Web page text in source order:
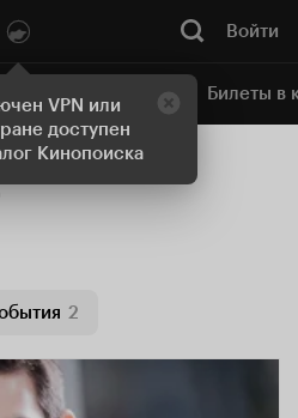
VPN или
доступен
Кинопоиска
Войти
Онлайн-кинотеатр Билеты в
2